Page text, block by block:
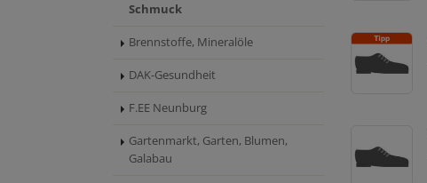
Schmuck
Brennstoffe, Mineralöle
DAK-Gesundheit
F.EE Neunburg
Gartenmarkt, Garten, Blumen,
Galabau